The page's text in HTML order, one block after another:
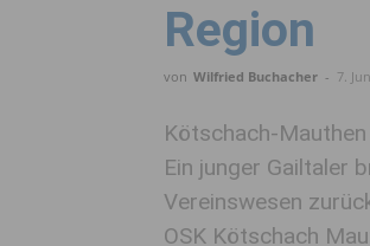
Region
von Wilfried Buchacher - 7.
Kötschach-
Ein junger Gailtaler
Vereinswesen
OSK Kötschach